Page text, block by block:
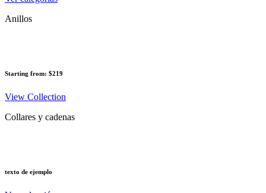
Anillos
Starting from: $219
View Collection
Collares y cadenas
texto de ejemplo